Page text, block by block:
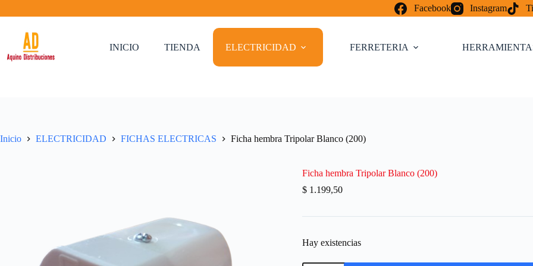
al
Facebook Instagram
INICIO TIENDA ELECTRICIDAD FERRETERIA
Inicio ELECTRICIDAD FICHAS ELECTRICAS Ficha hembra Tripolar Blanco (200)
Ficha hembra Tripolar Blanco (200)
$1.199,50
Hay existencias